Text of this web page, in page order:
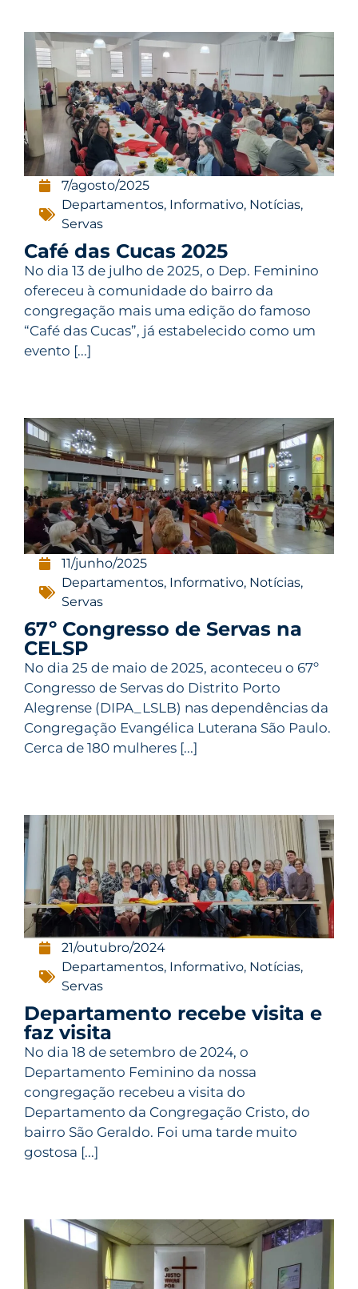
7/agosto/2025
Departamentos, Informativo, Notícias,
Servas
Café das Cucas 2025
No dia 13 de julho de 2025, o Dep. Feminino
ofereceu à comunidade do bairro da
congregação mais uma edição do famoso
“Café das Cucas”, já estabelecido como um
evento [...]
11/junho/2025
Departamentos, Informativo, Notícias,
Servas
67º Congresso de Servas na
CELSP
No dia 25 de maio de 2025, aconteceu o 67º
Congresso de Servas do Distrito Porto
Alegrense (DIPA_LSLB) nas dependências da
Congregação Evangélica Luterana São Paulo.
Cerca de 180 mulheres [...]
21/outubro/2024
Departamentos, Informativo, Notícias,
Servas
Departamento recebe visita e
faz visita
No dia 18 de setembro de 2024, o
Departamento Feminino da nossa
congregação recebeu a visita do
Departamento da Congregação Cristo, do
bairro São Geraldo. Foi uma tarde muito
gostosa [...]